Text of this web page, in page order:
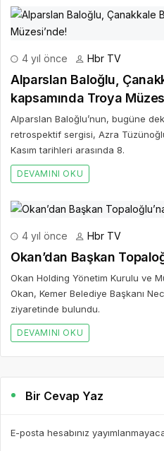
4 yıl önce Hbr TV
Alparslan Baloğlu,
kapsamında Troya
Alparslan Baloğlu’nun, bugüne
retrospektif sergisi, Azra
Kasım tarihleri arasında 8.
DEVAMINI OKU
4 yıl önce Hbr TV
Okan’dan Başkan
Okan Holding Yönetim Kurulu ve
Okan, Kemer Belediye Başkanı
ziyaretinde bulundu.
DEVAMINI OKU
Bir Cevap Yaz
E-posta hesabınız